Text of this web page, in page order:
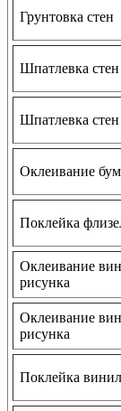
Грунтовка стен
Шпатлевка
Шпатлевка
Оклеивание
Поклейка
Оклеивание
рисунка
Оклеивание
рисунка
Поклейка